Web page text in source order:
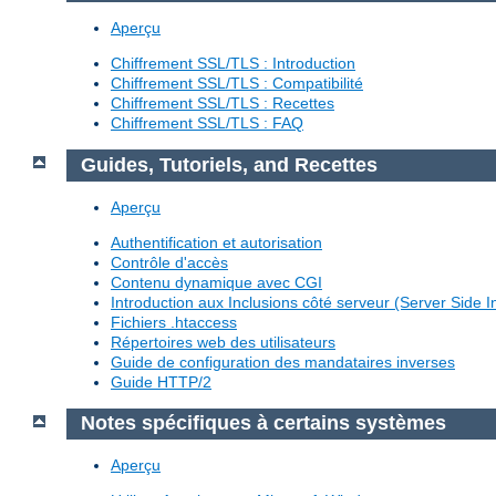
Aperçu
Chiffrement SSL/TLS : Introduction
Chiffrement SSL/TLS : Compatibilité
Chiffrement SSL/TLS : Recettes
Chiffrement SSL/TLS : FAQ
Guides, Tutoriels, and Recettes
Aperçu
Authentification et autorisation
Contrôle d'accès
Contenu dynamique avec CGI
Introduction aux Inclusions côté serveur (Server Side
Fichiers .htaccess
Répertoires web des utilisateurs
Guide de configuration des mandataires inverses
Guide HTTP/2
Notes spécifiques à certains systèmes
Aperçu